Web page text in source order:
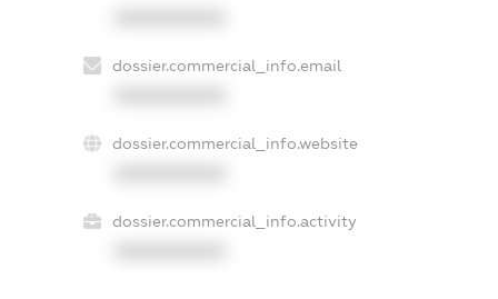
dossier.commercial_info.email
dossier.commercial_info.website
dossier.commercial_info.activity